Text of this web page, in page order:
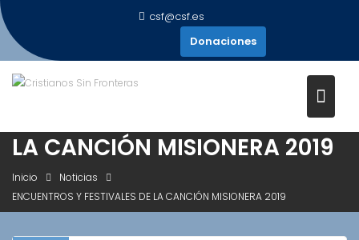
Saltar
al
contenido
csf@csf.es
Donaciones
ENCUENTROS Y FESTIVALES DE
LA CANCIÓN MISIONERA 2019
Inicio
Noticias
ENCUENTROS Y FESTIVALES DE LA CANCIÓN MISIONERA 2019